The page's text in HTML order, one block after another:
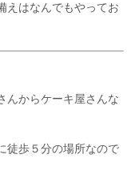
えはなんでもやってお
んからケーキ屋さんな
徒歩５分の場所なので